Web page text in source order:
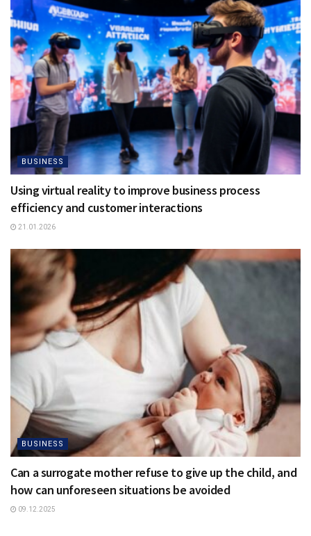
BUSINESS
Using virtual reality to improve business process
efficiency and customer interactions
21.01.2026
BUSINESS
Can a surrogate mother refuse to give up the child, and
how can unforeseen situations be avoided
09.12.2025